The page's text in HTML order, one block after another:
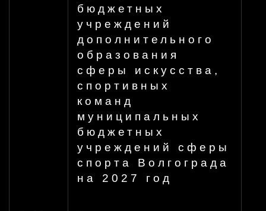
бюджетных
учреждений
дополнительного
образования
сферы искусства,
спортивных
команд
муниципальных
бюджетных
учреждений сферы
спорта Волгограда
на 2027 год